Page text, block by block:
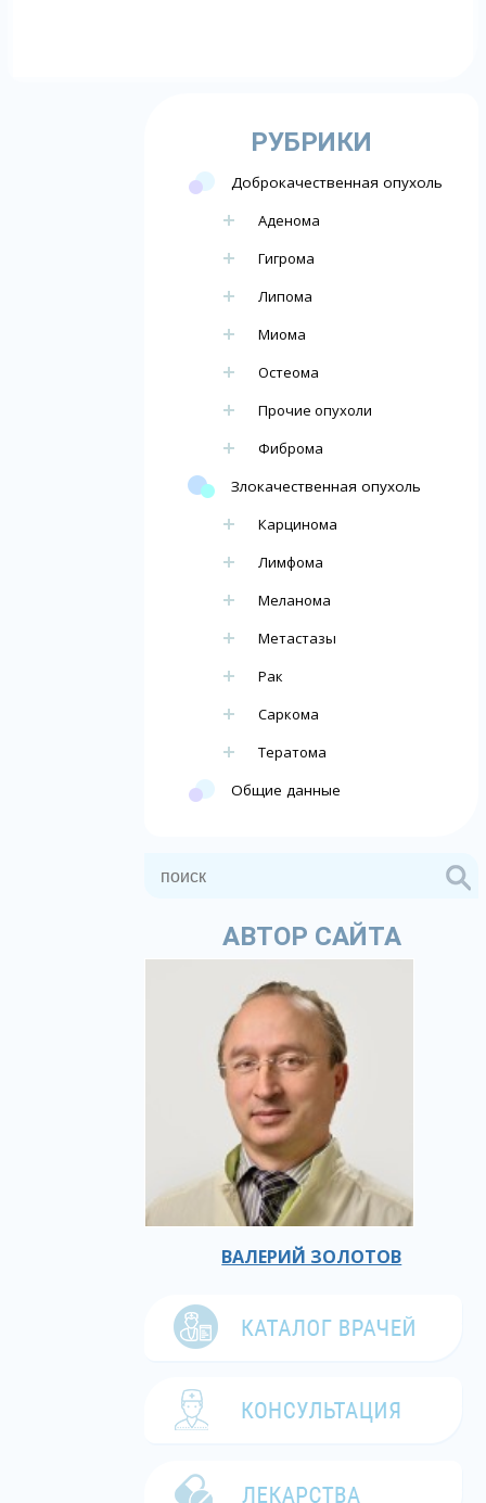
РУБРИКИ
Доброкачественная опухоль
Аденома
Гигрома
Липома
Миома
Остеома
Прочие опухоли
Фиброма
Злокачественная опухоль
Карцинома
Лимфома
Меланома
Метастазы
Рак
Саркома
Тератома
Общие данные
АВТОР САЙТА
ВАЛЕРИЙ ЗОЛОТОВ